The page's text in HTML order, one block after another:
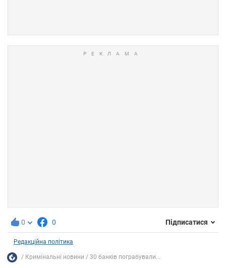
0 0 Підписатися
Редакційна політика
Кримінальні новини 30 банків пограбували...